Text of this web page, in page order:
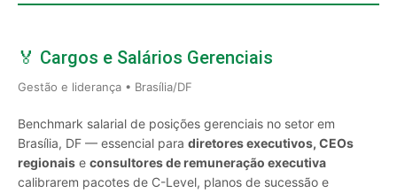
🏅 Cargos e Salários Gerenciais
Gestão e liderança • Brasília/DF
Benchmark salarial de posições gerenciais no setor em
Brasília, DF — essencial para diretores executivos, CEOs
regionais e consultores de remuneração executiva
calibrarem pacotes de C-Level, planos de sucessão e